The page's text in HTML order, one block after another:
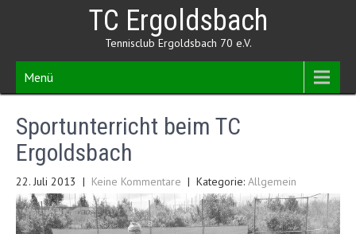
TC Ergoldsbach
Tennisclub Ergoldsbach 70 e.V.
Menü
Sportunterricht beim TC
Ergoldsbach
22. Juli 2013 | Keine Kommentare | Kategorie: Allgemein